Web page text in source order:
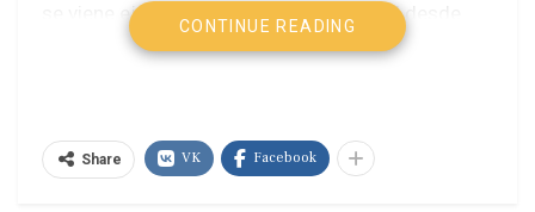
se viene ejercitando con sistematicidad desde
hace un lustro a través de medidas que Thomas
América Latina, efectuada entre el 27 de febrero y
el 3 de marzo.
CONTINUE READING
Share VK Facebook